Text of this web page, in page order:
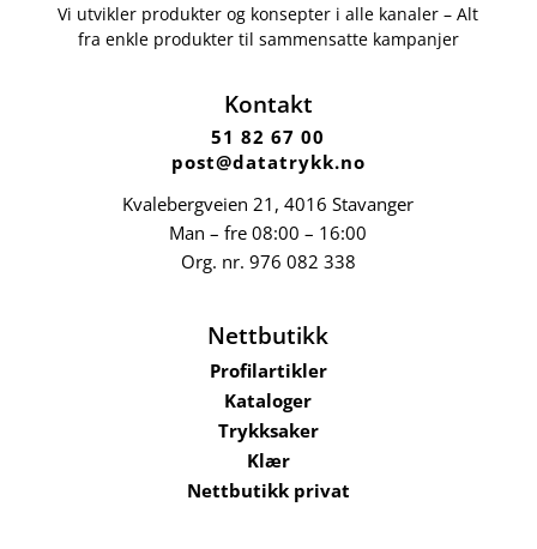
Vi utvikler produkter og konsepter i alle kanaler – Alt
fra enkle produkter til sammensatte kampanjer
Kontakt
51 82 67 00
post@datatrykk.no
Kvalebergveien 21 , 4016 Stavanger
Man – fre 08:00 – 16:00
Org. nr. 976 082 338
Nettbutikk
Profilartikler
Kataloger
Trykksaker
Klær
Nettbutikk privat